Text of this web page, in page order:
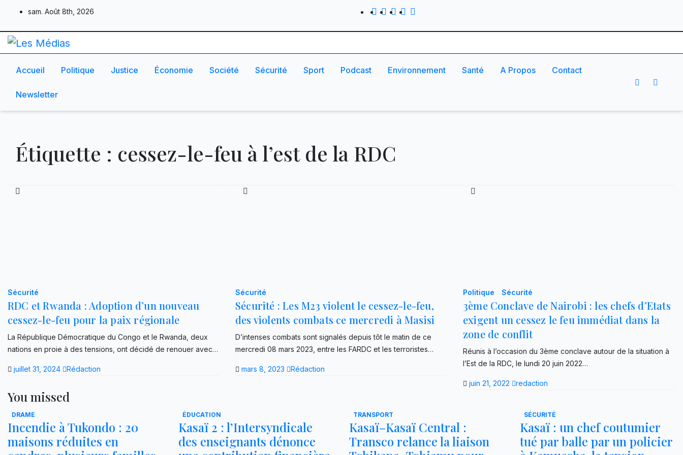
content
sam. Août 8th, 2026
Accueil Politique Justice Économie Société Sécurité Sport Podcast Environnement Santé A Propos Contact
Newsletter
Étiquette : cessez-le-feu à l’est de la RDC
Sécurité
RDC et Rwanda : Adoption d’un nouveau
cessez-le-feu pour la paix régionale
La République Démocratique du Congo et le Rwanda, deux
nations en proie à des tensions, ont décidé de renouer avec…
juillet 31, 2024 Rédaction
Sécurité
Sécurité : Les M23 violent le cessez-le-feu,
des violents combats ce mercredi à Masisi
D’intenses combats sont signalés depuis tôt le matin de ce
mercredi 08 mars 2023, entre les FARDC et les terroristes…
mars 8, 2023 Rédaction
Politique Sécurité
3ème Conclave de Nairobi : les chefs d’Etats
exigent un cessez le feu immédiat dans la
zone de conflit
Réunis à l’occasion du 3ème conclave autour de la situation à
l’Est de la RDC, le lundi 20 juin 2022…
juin 21, 2022 redaction
You missed
DRAME
Incendie à Tukondo : 20
maisons réduites en
ÉDUCATION
Kasaï 2 : l’Intersyndicale
des enseignants dénonce
TRANSPORT
Kasaï–Kasaï Central :
Transco relance la liaison
SÉCURITÉ
Kasaï : un chef coutumier
tué par balle par un policier